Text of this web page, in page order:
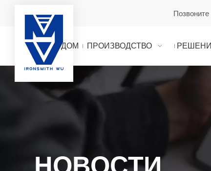
Позвоните
ДОМ ПРОИЗВОДСТВО